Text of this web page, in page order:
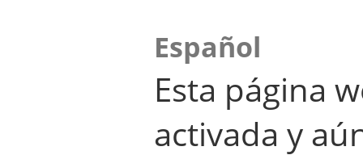
Español
Esta página
activada y